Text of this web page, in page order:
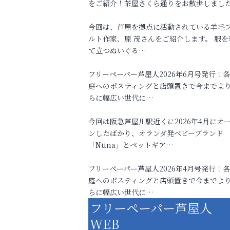
をご紹介！茶屋さくら通りをお散歩しまし
今回は、芦屋を拠点に活動されている羊毛
ルト作家、原 茂さんをご紹介します。 服を
て立つぬいぐる…
フリーペーパー芦屋人2026年6月号発行！
庭へのポスティングと店頭置きで今までよ
らに幅広い世代に…
今回は阪急芦屋川駅近くに2026年4月にオ
ンしたばかり、オランダ発ベビーブランド
「Nuna」とペットギア…
フリーペーパー芦屋人2026年4月号発行！
庭へのポスティングと店頭置きで今までよ
らに幅広い世代に…
フリーペーパー芦屋人
WEB